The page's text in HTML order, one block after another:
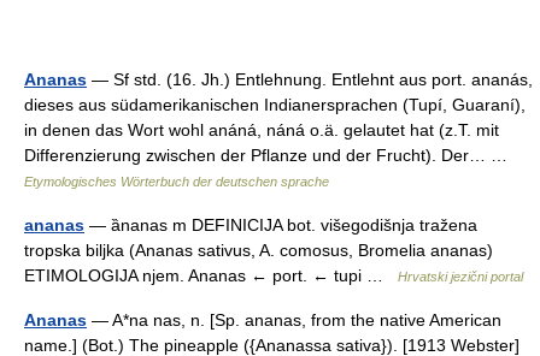
Ananas — Sf std. (16. Jh.) Entlehnung. Entlehnt aus port. ananás,
dieses aus südamerikanischen Indianersprachen (Tupí, Guaraní),
in denen das Wort wohl anáná, náná o.ä. gelautet hat (z.T. mit
Differenzierung zwischen der Pflanze und der Frucht). Der… …
Etymologisches Wörterbuch der deutschen sprache
ananas — ȁnanas m DEFINICIJA bot. višegodišnja tražena
tropska biljka (Ananas sativus, A. comosus, Bromelia ananas)
ETIMOLOGIJA njem. Ananas ← port. ← tupi …
Hrvatski jezični portal
Ananas — A*na nas, n. [Sp. ananas, from the native American
name.] (Bot.) The pineapple ({Ananassa sativa}). [1913 Webster]